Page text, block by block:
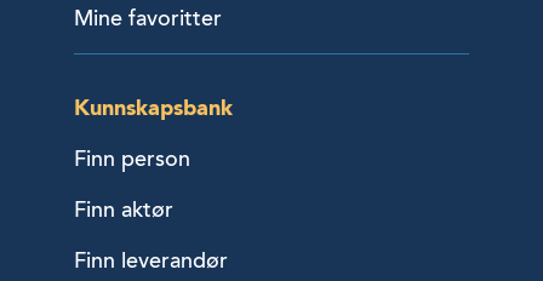
Mine favoritter
Kunnskapsbank
Finn person
Finn aktør
Finn leverandør